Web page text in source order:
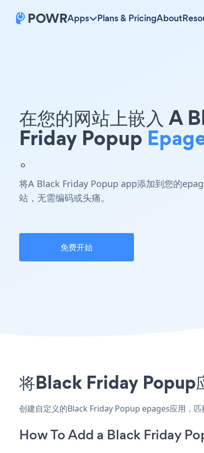
Apps Plans & PricingAbout
在您的网站上嵌入 A
Friday Popup
。
将A Black Friday Popup app添加到您的
站，无需编码或头痛。
免费开始
将Black Friday Popup
创建自定义的Black Friday Popup epages应用，
How To Add a Black Friday